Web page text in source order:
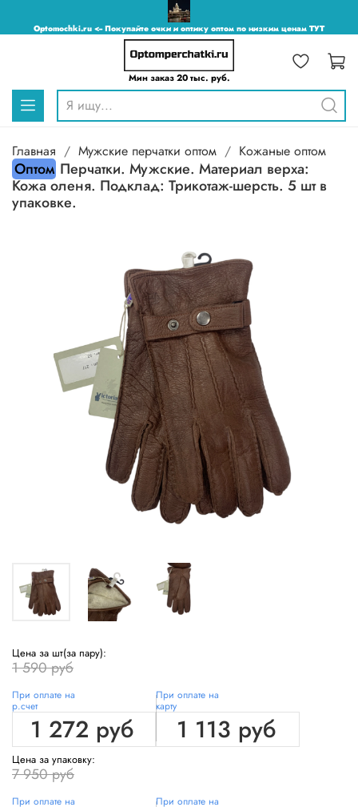
Optomochki.ru <-- Покупайте очки и оптику оптом по низким ценам ТУТ
Мин заказ 20 тыс. руб.
Главная Мужские перчатки оптом Кожаные оптом
Оптом Перчатки. Мужские. Материал верха:
Кожа оленя. Подклад: Трикотаж-шерсть. 5 шт в
упаковке.
Цена за шт(за пару):
1 590 руб
При оплате на
р.счет
1 272 руб
При оплате на
карту
1 113 руб
Цена за упаковку:
7 950 руб
При оплате на При оплате на